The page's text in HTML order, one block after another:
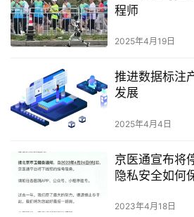
程师
2025年4月19日
推进数据标注
发展
2025年4月4日
京医通宣布将
隐私安全如何
2023年4月18日